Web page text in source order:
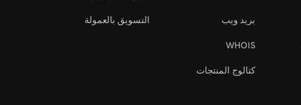
بريد ويب
WHOIS
كتالوج المنتجات
التسويق بالعمولة